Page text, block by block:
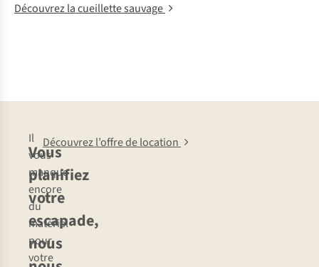
Découvrez la cueillette sauvage
Vous
planifiez
votre
escapade,
nous
Il
vous
manque
encore
du
matériel
pour
votre
Découvrez l’offre de location